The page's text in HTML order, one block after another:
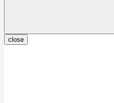
close